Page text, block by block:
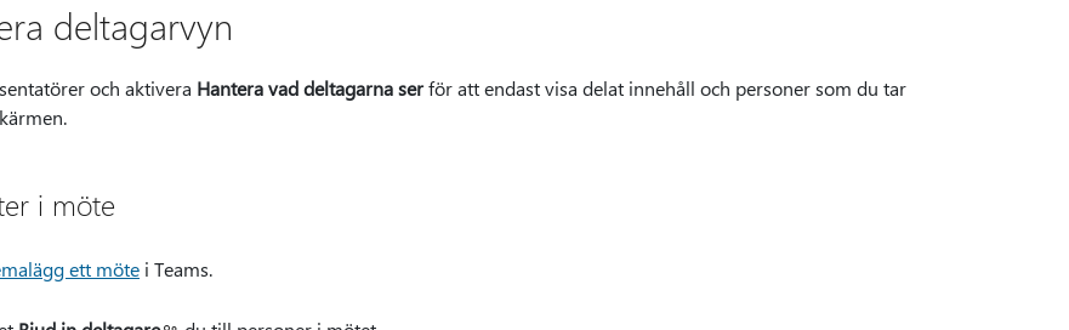
deltagarvyn
och aktivera Hantera vad deltagarna serför att endast visa delat innehåll och personer som du tar
i möte
ett möte i Teams.